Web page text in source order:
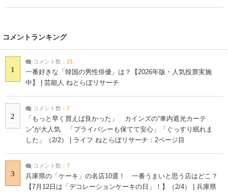
コメントランキング
1
コメント数： 21
一番好きな「韓国の男性俳優」は？【2026年版・人気投票実施
中】 | 芸能人 ねとらぼリサーチ
2
コメント数： 7
「もっと早く買えば良かった」 カインズの“車内遮光カーテ
ン”が大人気 「プライバシーも保てて安心」「ぐっすり眠れま
した」（2/2） | ライフ ねとらぼリサーチ：2ページ目
3
コメント数： 7
兵庫県の「ケーキ」の名店10選！ 一番うまいと思う店はどこ？
【7月12日は「デコレーションケーキの日」！】（2/4） | 兵庫県